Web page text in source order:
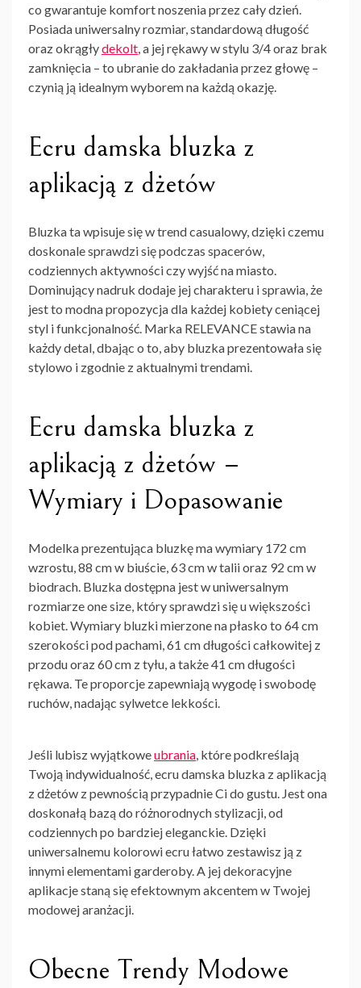
co gwarantuje komfort noszenia przez cały dzień.
Posiada uniwersalny rozmiar, standardową długość
oraz okrągłydekolt, a jej rękawy w stylu 3/4 oraz brak
zamknięcia – to ubranie do zakładania przez głowę –
czynią ją idealnym wyborem na każdą okazję.
Ecru damska bluzka z
aplikacją z dżetów
Bluzka ta wpisuje się w trend casualowy, dzięki czemu
doskonale sprawdzi się podczas spacerów,
codziennych aktywności czy wyjść na miasto.
Dominujący nadruk dodaje jej charakteru i sprawia, że
jest to modna propozycja dla każdej kobiety ceniącej
styl i funkcjonalność. Marka RELEVANCE stawia na
każdy detal, dbając o to, aby bluzka prezentowała się
stylowo i zgodnie z aktualnymi trendami.
Ecru damska bluzka z
aplikacją z dżetów –
Wymiary i Dopasowanie
Modelka prezentująca bluzkę ma wymiary 172 cm
wzrostu, 88 cm w biuście, 63 cm w talii oraz 92 cm w
biodrach. Bluzka dostępna jest w uniwersalnym
rozmiarze one size, który sprawdzi się u większości
kobiet. Wymiary bluzki mierzone na płasko to 64 cm
szerokości pod pachami, 61 cm długości całkowitej z
przodu oraz 60 cm z tyłu, a także 41 cm długości
rękawa. Te proporcje zapewniają wygodę i swobodę
ruchów, nadając sylwetce lekkości.
Jeśli lubisz wyjątkoweubrania, które podkreślają
Twoją indywidualność, ecru damska bluzka z aplikacją
z dżetów z pewnością przypadnie Ci do gustu. Jest ona
doskonałą bazą do różnorodnych stylizacji, od
codziennych po bardziej eleganckie. Dzięki
uniwersalnemu kolorowi ecru łatwo zestawisz ją z
innymi elementami garderoby. A jej dekoracyjne
aplikacje staną się efektownym akcentem w Twojej
modowej aranżacji.
Obecne Trendy Modowe